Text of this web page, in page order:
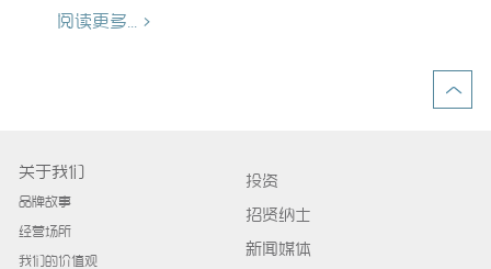
阅读更多... >
关于我们
品牌故事
经营场所
我们的价值观
投资
招贤纳士
新闻媒体